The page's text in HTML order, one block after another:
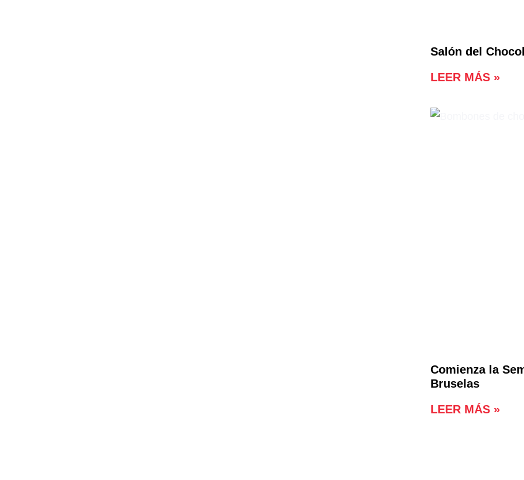
Salón del
LEER MÁS »
Comienza la
Bruselas
LEER MÁS »